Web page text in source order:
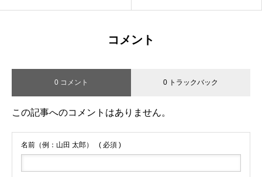
コメント
0 コメント 0 トラックバック
この記事へのコメントはありません。
名前（例：山田 太郎） ( 必須 )